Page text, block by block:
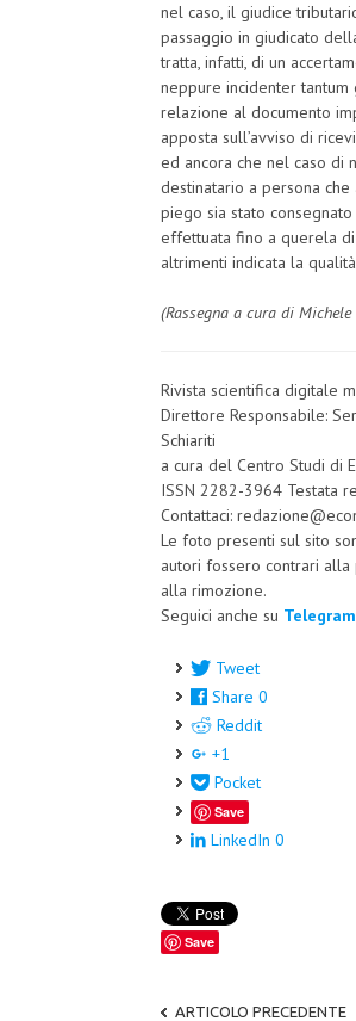
nel caso, il giudice
passaggio in giudicato
tratta, infatti, di un
neppure incidenter
relazione al documento
apposta sull’avviso di
ed ancora che nel caso di
destinatario a persona
piego sia stato
effettuata fino a querela di
altrimenti indicata la
(Rassegna a cura di Michele
Rivista scientifica digitale
Direttore Responsabile:
Schiariti
a cura del Centro Studi di
ISSN 2282-3964 Testata
Contattaci:
Le foto presenti sul sito
autori fossero contrari
alla rimozione.
Seguici anche su Telegram
Tweet
Share 0
Reddit
+1
Pocket
Save
LinkedIn 0
Save
ARTICOLO PRECEDENTE